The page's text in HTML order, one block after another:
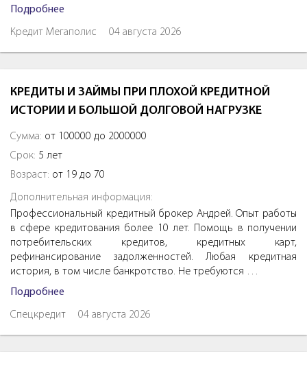
Подробнее
Кредит Мегаполис 04 августа 2026
КРЕДИТЫ И ЗАЙМЫ ПРИ ПЛОХОЙ КРЕДИТНОЙ
ИСТОРИИ И БОЛЬШОЙ ДОЛГОВОЙ НАГРУЗКЕ
Сумма: от 100000 до 2000000
Срок: 5 лет
Возраст: от 19 до 70
Дополнительная информация:
Профессиональный кредитный брокер Андрей. Опыт работы
в сфере кредитования более 10 лет. Помощь в получении
потребительских кредитов, кредитных карт,
рефинансирование задолженностей. Любая кредитная
история, в том числе банкротство. Не требуются …
Подробнее
Спецкредит 04 августа 2026